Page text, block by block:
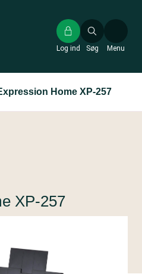
Søg
Log ind Menu
Home XP-257
XP-257